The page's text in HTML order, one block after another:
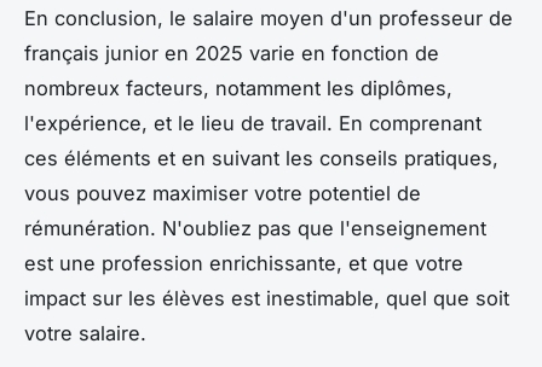
En conclusion, le salaire moyen d'un professeur de
français junior en 2025 varie en fonction de
nombreux facteurs, notamment les diplômes,
l'expérience, et le lieu de travail. En comprenant
ces éléments et en suivant les conseils pratiques,
vous pouvez maximiser votre potentiel de
rémunération. N'oubliez pas que l'enseignement
est une profession enrichissante, et que votre
impact sur les élèves est inestimable, quel que soit
votre salaire.